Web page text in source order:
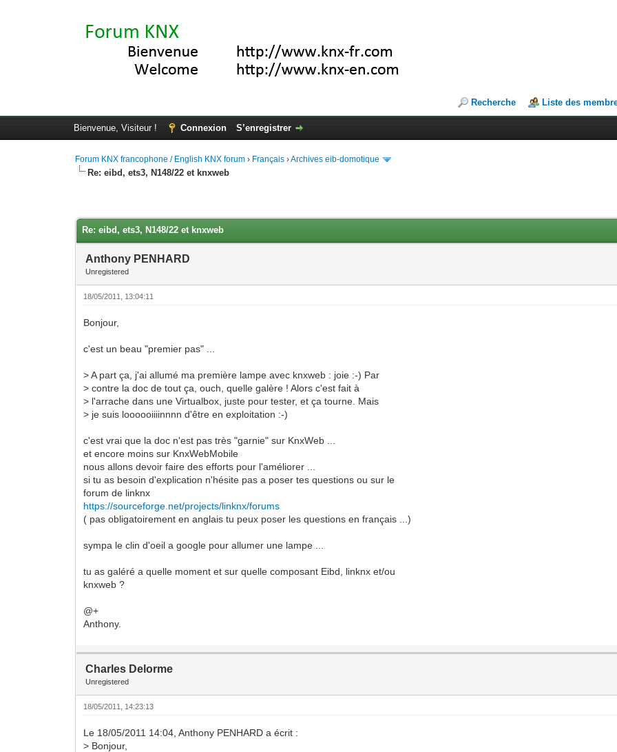
Recherche Liste des
Bienvenue, Visiteur ! Connexion S’enregistrer
Forum KNX francophone / English KNX forum › Français ›Archives eib-domotique
Re: eibd, ets3, N148/22 et knxweb
Re: eibd, ets3, N148/22 et knxweb
Anthony PENHARD
Unregistered
18/05/2011, 13:04:11
Bonjour,
c'est un beau "premier pas" ...
> A part ça, j'ai allumé ma première lampe avec knxweb : joie :-) Par
> contre la doc de tout ça, ouch, quelle galère ! Alors c'est fait à
> l'arrache dans une Virtualbox, juste pour tester, et ça tourne. Mais
> je suis loooooiiiinnnn d'être en exploitation :-)
c'est vrai que la doc n'est pas très "garnie" sur KnxWeb ...
et encore moins sur KnxWebMobile
nous allons devoir faire des efforts pour l'améliorer ...
si tu as besoin d'explication n'hésite pas a poser tes questions ou sur le
forum de linknx
https://sourceforge.net/projects/linknx/forums
( pas obligatoirement en anglais tu peux poser les questions en français ...)
sympa le clin d'oeil a google pour allumer une lampe ...
tu as galéré a quelle moment et sur quelle composant Eibd, linknx et/ou
knxweb ?
@+
Anthony.
Charles Delorme
Unregistered
18/05/2011, 14:23:13
Le 18/05/2011 14:04, Anthony PENHARD a écrit :
> Bonjour,